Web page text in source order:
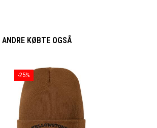
ANDRE KØBTE OGSÅ
-25%